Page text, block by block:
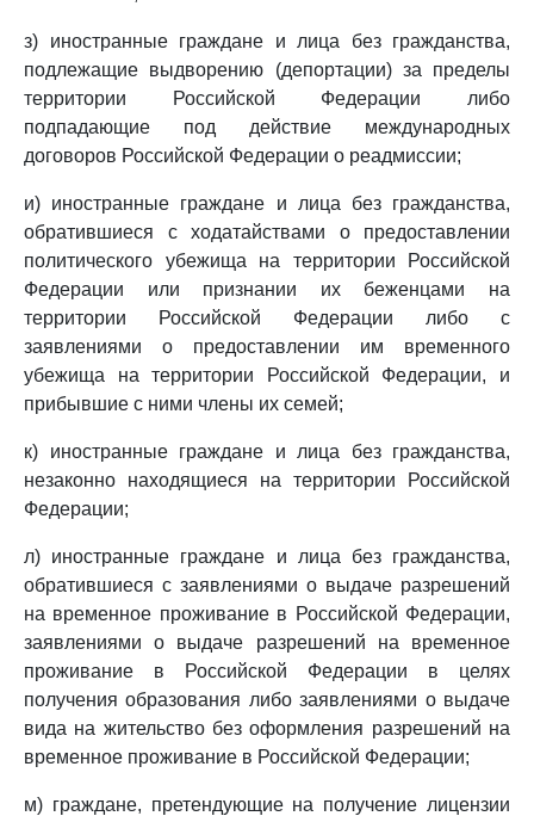
з) иностранные граждане и лица без гражданства,
подлежащие выдворению (депортации) за пределы
территории Российской Федерации либо
подпадающие под действие международных
договоров Российской Федерации о реадмиссии;
и) иностранные граждане и лица без гражданства,
обратившиеся с ходатайствами о предоставлении
политического убежища на территории Российской
Федерации или признании их беженцами на
территории Российской Федерации либо с
заявлениями о предоставлении им временного
убежища на территории Российской Федерации, и
прибывшие с ними члены их семей;
к) иностранные граждане и лица без гражданства,
незаконно находящиеся на территории Российской
Федерации;
л) иностранные граждане и лица без гражданства,
обратившиеся с заявлениями о выдаче разрешений
на временное проживание в Российской Федерации,
заявлениями о выдаче разрешений на временное
проживание в Российской Федерации в целях
получения образования либо заявлениями о выдаче
вида на жительство без оформления разрешений на
временное проживание в Российской Федерации;
м) граждане, претендующие на получение лицензии